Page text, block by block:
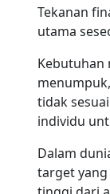
Tekanan
utama
Kebutuhan
tidak
individu
Dalam
target